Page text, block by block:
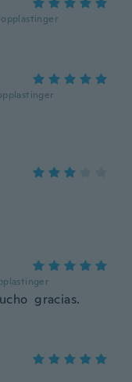
opplastinger
gracias.